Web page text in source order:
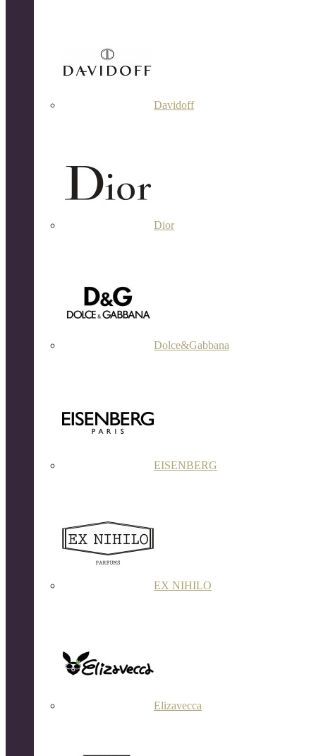
Davidoff
Dior
Dolce&Gabbana
EISENBERG
EX NIHILO
Elizavecca